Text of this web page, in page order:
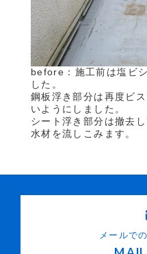
before：施工前は塩ビ
した。
鋼板浮き部分は再度ビ
いようにしました。
シート浮き部分は撤去
水材を流しこみます。
メールで